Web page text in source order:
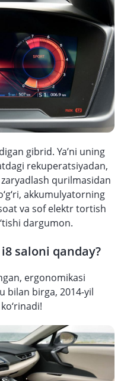
gibrid. Ya’ni uning
rekuperatsiyadan,
qurilmasidan
akkumulyatorning
va sof elektr tortish
dargumon.
saloni qanday?
ergonomikasi
bilan birga, 2014-yil